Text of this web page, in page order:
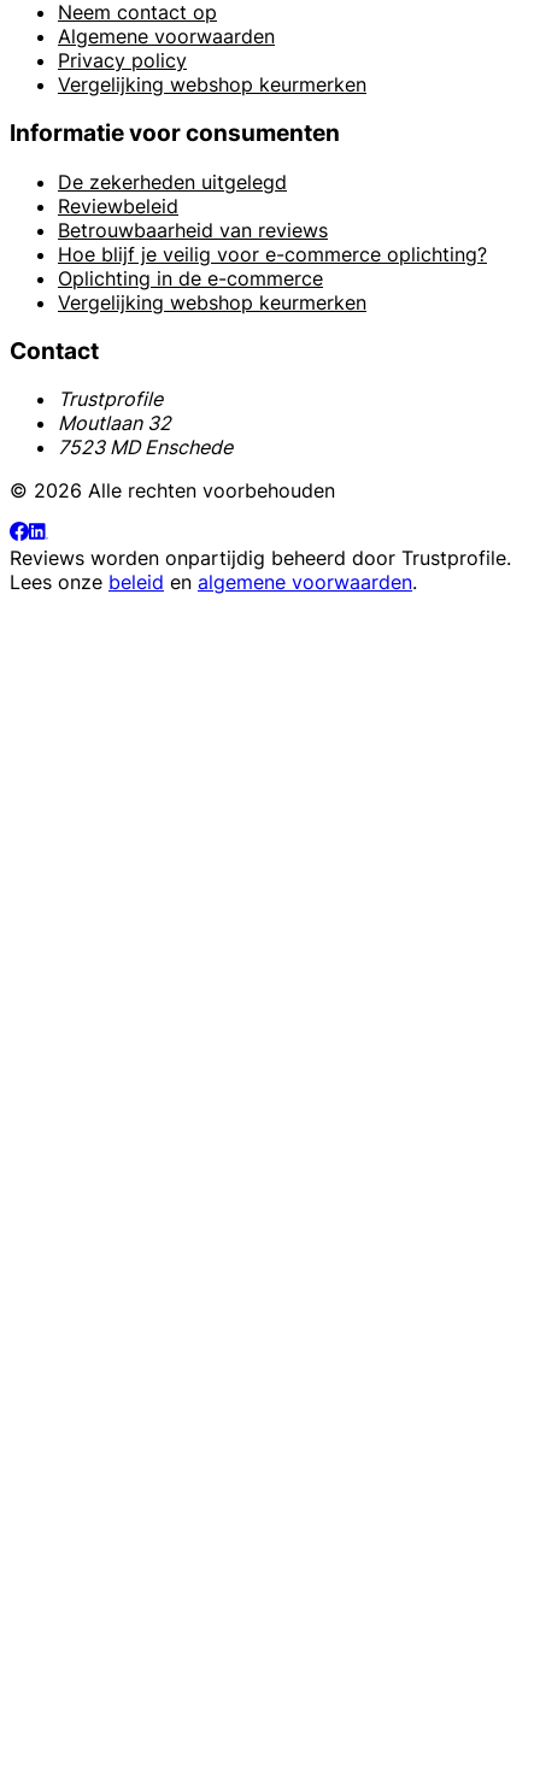
Neem contact op
Algemene voorwaarden
Privacy policy
Vergelijking webshop keurmerken
Informatie voor consumenten
De zekerheden uitgelegd
Reviewbeleid
Betrouwbaarheid van reviews
Hoe blijf je veilig voor e-commerce oplichting?
Oplichting in de e-commerce
Vergelijking webshop keurmerken
Contact
Trustprofile
Moutlaan 32
7523 MD Enschede
© 2026 Alle rechten voorbehouden
Reviews worden onpartijdig beheerd door Trustprofile.
Lees onze beleid en algemene voorwaarden.